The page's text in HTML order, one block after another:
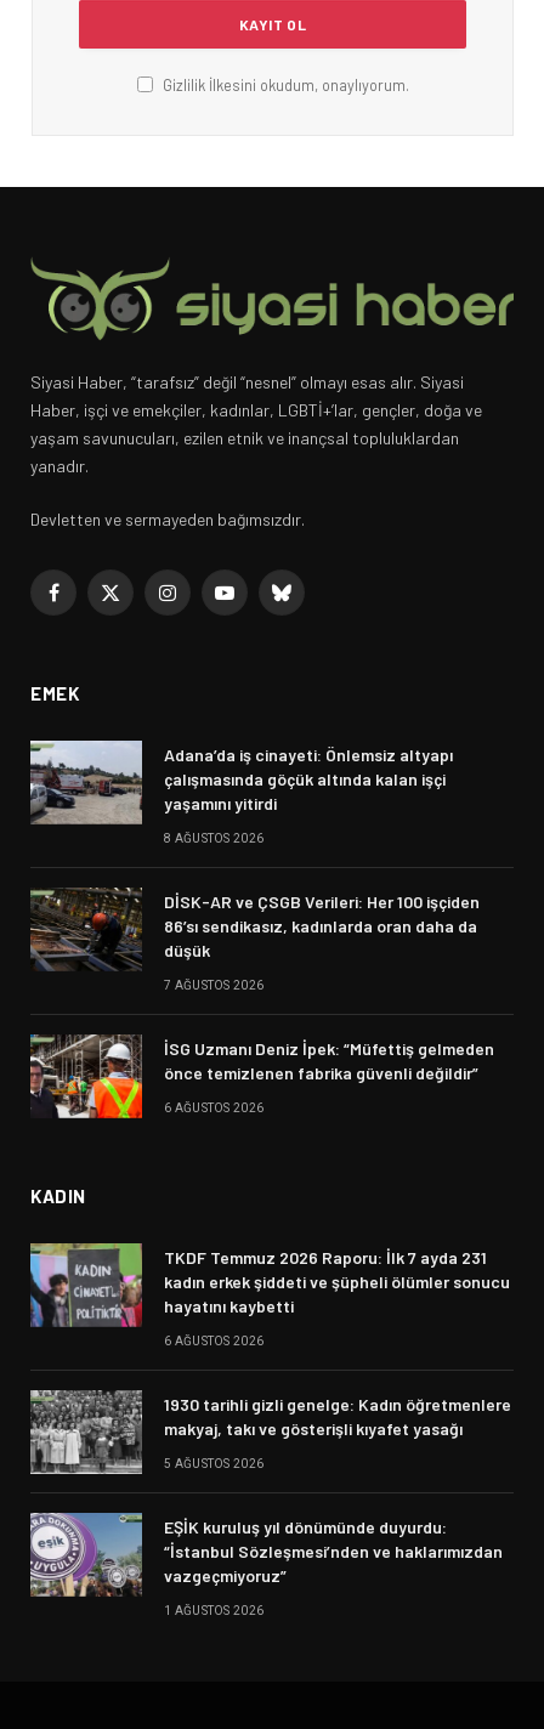
Gizlilik İlkesini okudum, onaylıyorum.
Siyasi Haber, “tarafsız” değil “nesnel” olmayı esas alır. Siyasi
Haber, işçi ve emekçiler, kadınlar, LGBTİ+’lar, gençler, doğa ve
yaşam savunucuları, ezilen etnik ve inançsal topluluklardan
yanadır.
Devletten ve sermayeden bağımsızdır.
Facebook
X
InstagramYouTubeBluesky
EMEK
Adana’da iş cinayeti: Önlemsiz altyapı
çalışmasında göçük altında kalan işçi
yaşamını yitirdi
8 AĞUSTOS 2026
DİSK-AR ve ÇSGB Verileri: Her 100 işçiden
86’sı sendikasız, kadınlarda oran daha da
düşük
7 AĞUSTOS 2026
İSG Uzmanı Deniz İpek: “Müfettiş gelmeden
önce temizlenen fabrika güvenli değildir”
6 AĞUSTOS 2026
KADIN
TKDF Temmuz 2026 Raporu: İlk 7 ayda 231
kadın erkek şiddeti ve şüpheli ölümler sonucu
hayatını kaybetti
6 AĞUSTOS 2026
1930 tarihli gizli genelge: Kadın öğretmenlere
makyaj, takı ve gösterişli kıyafet yasağı
5 AĞUSTOS 2026
EŞİK kuruluş yıl dönümünde duyurdu:
“İstanbul Sözleşmesi’nden ve haklarımızdan
vazgeçmiyoruz”
1 AĞUSTOS 2026